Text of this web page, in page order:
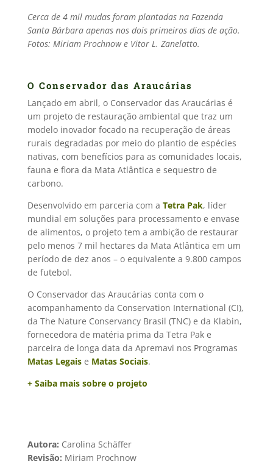
Cerca de 4 mil mudas foram plantadas na Fazenda
Santa Bárbara apenas nos dois primeiros dias de ação.
Fotos: Miriam Prochnow e Vitor L. Zanelatto.
O Conservador das Araucárias
Lançado em abril, o Conservador das Araucárias é
um projeto de restauração ambiental que traz um
modelo inovador focado na recuperação de áreas
rurais degradadas por meio do plantio de espécies
nativas, com benefícios para as comunidades locais,
fauna e flora da Mata Atlântica e sequestro de
carbono.
Desenvolvido em parceria com a Tetra Pak, líder
mundial em soluções para processamento e envase
de alimentos, o projeto tem a ambição de restaurar
pelo menos 7 mil hectares da Mata Atlântica em um
período de dez anos – o equivalente a 9.800 campos
de futebol.
O Conservador das Araucárias conta com o
acompanhamento da Conservation International (CI),
da The Nature Conservancy Brasil (TNC) e da Klabin,
fornecedora de matéria prima da Tetra Pak e
parceira de longa data da Apremavi nos Programas
Matas Legaise Matas Sociais.
+ Saiba mais sobre o projeto
Autora: Carolina Schäffer
Revisão: Miriam Prochnow